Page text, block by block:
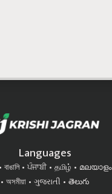
Languages
বাঙালি ਪੰਜਾਬੀ தமிழ் മലയാളം
অসমীয়া
ગુજરાતી తెలుగు